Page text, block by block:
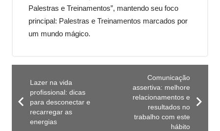
Palestras e Treinamentos”, mantendo seu foco
principal: Palestras e Treinamentos marcados por
um mundo mágico.
Lazer na vida
profissional: dicas
para desconectar e
recarregar as
energias
Comunicação
assertiva: melhore
relacionamentos e
resultados no
trabalho com este
hábito